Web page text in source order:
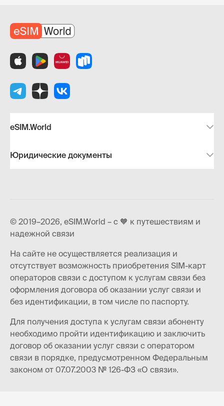
eSIM.World
Юридические документы
© 2019–2026, eSIM.World – с 🧡 к путешествиям и
надежной связи
На сайте не осуществляется реализация и
отсутствует возможность приобретения SIM-карт
операторов связи с доступом к услугам связи без
оформления договора об оказании услуг связи и
без идентификации, в том числе по паспорту.
Для получения доступа к услугам связи абоненту
необходимо пройти идентификацию и заключить
договор об оказании услуг связи с оператором
связи в порядке, предусмотренном Федеральным
законом от 07.07.2003 № 126-ФЗ «О связи».